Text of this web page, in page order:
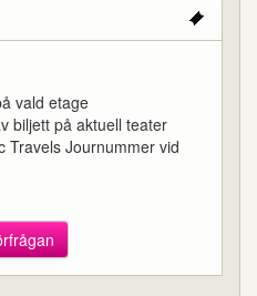
vald etage
biljett på aktuell teater
Travels Journummer vid